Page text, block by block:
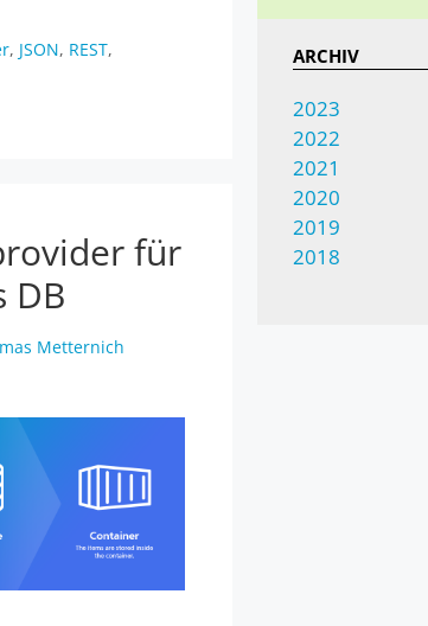
, JSON, REST,
für
DB
Metternich
ARCHIV
2023
2022
2021
2020
2019
2018